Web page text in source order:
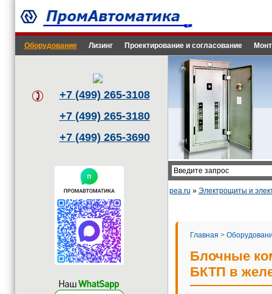
Оборудование Лизинг Проектирование и согласование
+7 (499) 265-3108
+7 (499) 265-3180
+7 (499) 265-3690
pea.ru » Электрощиты и
Главная >
Блочные
БКТП в